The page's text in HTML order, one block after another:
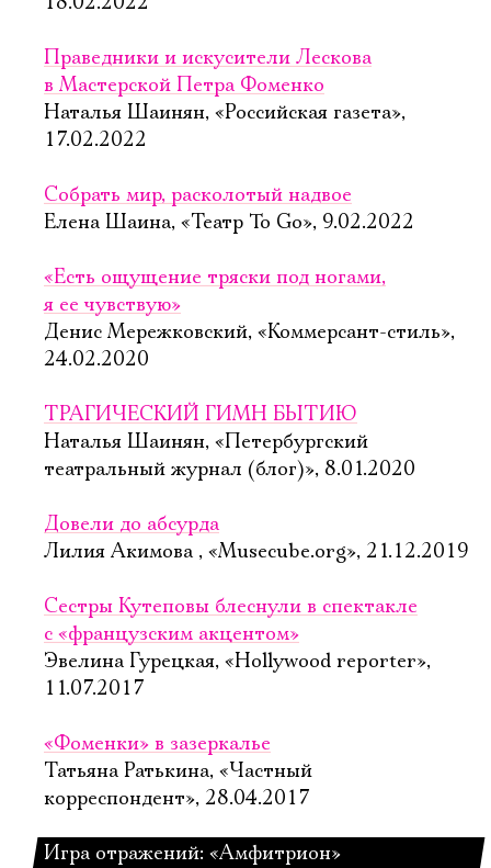
Праведники и искусители Лескова
в Мастерской Петра Фоменко
Наталья Шаинян, «Российская газета»,
17.02.2022
Собрать мир, расколотый надвое
Елена Шаина, «Театр To Go», 9.02.2022
«Есть ощущение тряски под ногами,
я ее чувствую»
Денис Мережковский, «Коммерсант-стиль»,
24.02.2020
ТРАГИЧЕСКИЙ ГИМН БЫТИЮ
Наталья Шаинян, «Петербургский
театральный журнал (блог)», 8.01.2020
Довели до абсурда
Лилия Акимова , «Musecube.org», 21.12.2019
Сестры Кутеповы блеснули в спектакле
с «французским акцентом»
Эвелина Гурецкая, «Hollywood reporter»,
11.07.2017
«Фоменки» в зазеркалье
Татьяна Ратькина, «Частный
корреспондент», 28.04.2017
Игра отражений: «Амфитрион»